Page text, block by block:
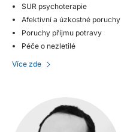
SUR psychoterapie
Afektivní a úzkostné poruchy
Poruchy příjmu potravy
Péče o nezletilé
Více zde